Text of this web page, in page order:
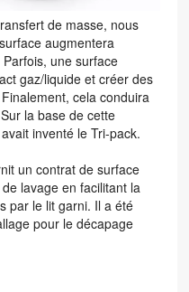
de masse, nous
augmentera
une surface
gaz/liquide et créer des
cela conduira
la base de cette
inventé le Tri-pack.
un contrat de surface
lavage en facilitant la
par le lit garni. Il a été
pour le décapage